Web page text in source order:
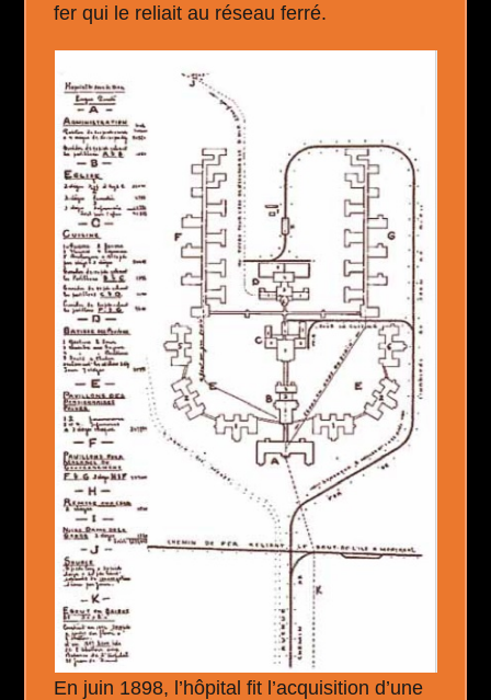
fer qui le reliait au réseau ferré.
En juin 1898, l’hôpital fit l’acquisition d’une